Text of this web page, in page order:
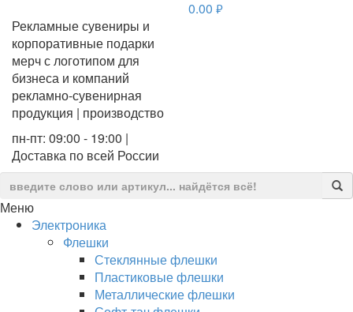
Рекламные сувениры и
корпоративные подарки
мерч с логотипом для
бизнеса и компаний
рекламно-сувенирная
продукция | производство
пн-пт: 09:00 - 19:00 |
Доставка по всей России
0.00 руб.
Меню
Электроника
Флешки
Стеклянные флешки
Пластиковые флешки
Металлические флешки